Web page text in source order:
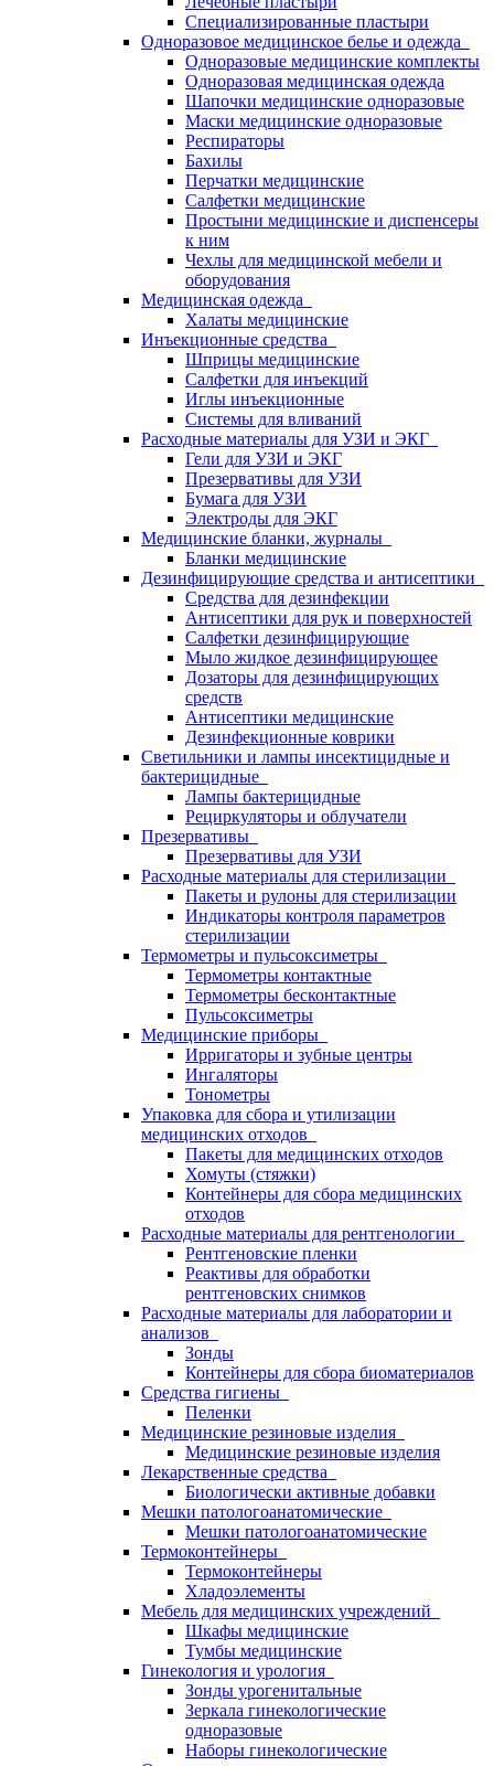
Специализированные пластыри
Одноразовое медицинское белье и одежда
Одноразовые медицинские комплекты
Одноразовая медицинская одежда
Шапочки медицинские одноразовые
Маски медицинские одноразовые
Респираторы
Бахилы
Перчатки медицинские
Салфетки медицинские
Простыни медицинские и диспенсеры
к ним
Чехлы для медицинской мебели и
оборудования
Медицинская одежда
Халаты медицинские
Инъекционные средства
Шприцы медицинские
Салфетки для инъекций
Иглы инъекционные
Системы для вливаний
Расходные материалы для УЗИ и ЭКГ
Гели для УЗИ и ЭКГ
Презервативы для УЗИ
Бумага для УЗИ
Электроды для ЭКГ
Медицинские бланки, журналы
Бланки медицинские
Дезинфицирующие средства и антисептики
Средства для дезинфекции
Антисептики для рук и поверхностей
Салфетки дезинфицирующие
Мыло жидкое дезинфицирующее
Дозаторы для дезинфицирующих
средств
Антисептики медицинские
Дезинфекционные коврики
Светильники и лампы инсектицидные и
бактерицидные
Лампы бактерицидные
Рециркуляторы и облучатели
Презервативы
Презервативы для УЗИ
Расходные материалы для стерилизации
Пакеты и рулоны для стерилизации
Индикаторы контроля параметров
стерилизации
Термометры и пульсоксиметры
Термометры контактные
Термометры бесконтактные
Пульсоксиметры
Медицинские приборы
Ирригаторы и зубные центры
Ингаляторы
Тонометры
Упаковка для сбора и утилизации
медицинских отходов
Пакеты для медицинских отходов
Хомуты (стяжки)
Контейнеры для сбора медицинских
отходов
Расходные материалы для рентгенологии
Рентгеновские пленки
Реактивы для обработки
рентгеновских снимков
Расходные материалы для лаборатории и
анализов
Зонды
Контейнеры для сбора биоматериалов
Средства гигиены
Пеленки
Медицинские резиновые изделия
Медицинские резиновые изделия
Лекарственные средства
Биологически активные добавки
Мешки патологоанатомические
Мешки патологоанатомические
Термоконтейнеры
Термоконтейнеры
Хладоэлементы
Мебель для медицинских учреждений
Шкафы медицинские
Тумбы медицинские
Гинекология и урология
Зонды урогенитальные
Зеркала гинекологические
одноразовые
Наборы гинекологические